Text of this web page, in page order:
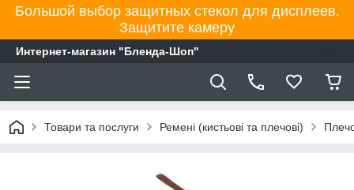
Большой выбор защитных стекол для дисплеев.
Защитите камеру
Интернет-магазин "Бленда-Шоп"
Товари та послуги Ремені (кистьові та плечові)